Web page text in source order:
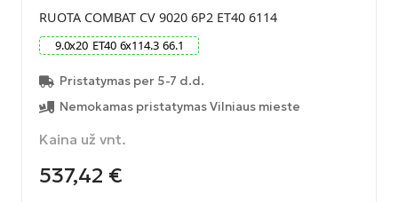
RUOTA COMBAT CV 9020 6P2 ET40 6114
9.0x20 ET40 6x114.3 66.1
Pristatymas per 5-7 d.d.
Nemokamas pristatymas Vilniaus mieste
Kaina už vnt.
537,42 €